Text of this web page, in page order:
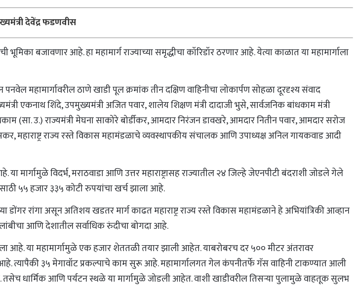
देवेंद्र फडणवीस
भूमिका बजावणार आहे. हा महामार्ग राज्याच्या समृद्धीचा कॉरिडॉर ठरणार आहे. येत्या काळात या महामार्गाला
पनवेल महामार्गावरील ठाणे खाडी पूल क्रमांक तीन दक्षिण वाहिनीचा लोकार्पण सोहळा दूरदृश्य संवाद
एकनाथ शिंदे, उपमुख्यमंत्री अजित पवार, शालेय शिक्षण मंत्री दादाजी भुसे, सार्वजनिक बांधकाम मंत्री
(सा. उ.) राज्यमंत्री मेघना साकोरे बोर्डीकर, आमदार निरंजन डावखरे, आमदार नितीन पवार, आमदार सरोज
महाराष्ट्र राज्य रस्ते विकास महामंडळाचे व्यवस्थापकीय संचालक आणि उपाध्यक्ष अनिल गायकवाड आदी
मार्गामुळे विदर्भ, मराठवाडा आणि उत्तर महाराष्ट्रासह राज्यातील २४ जिल्हे जेएनपीटी बंदराशी जोडले गेले
५५ हजार ३३५ कोटी रुपयांचा खर्च झाला आहे.
डोंगर रांगा असून अतिशय खडतर मार्ग काढत महाराष्ट्र राज्य रस्ते विकास महामंडळाने हे अभियांत्रिकी आव्हान
आणि देशातील सर्वाधिक रुंदीचा बोगदा आहे.
आहे. या महामार्गामुळे एक हजार शेततळी तयार झाली आहेत. याबरोबरच दर ५०० मीटर अंतरावर
त्यापैकी ३५ मेगावॉट प्रकल्पाचे काम सुरू आहे. महामार्गालगत गेल कंपनीतर्फे गॅस वाहिनी टाकण्यात आली
तसेच धार्मिक आणि पर्यटन स्थळे या मार्गामुळे जोडली आहेत. वाशी खाडीवरील तिसऱ्या पुलामुळे वाहतूक सुलभ